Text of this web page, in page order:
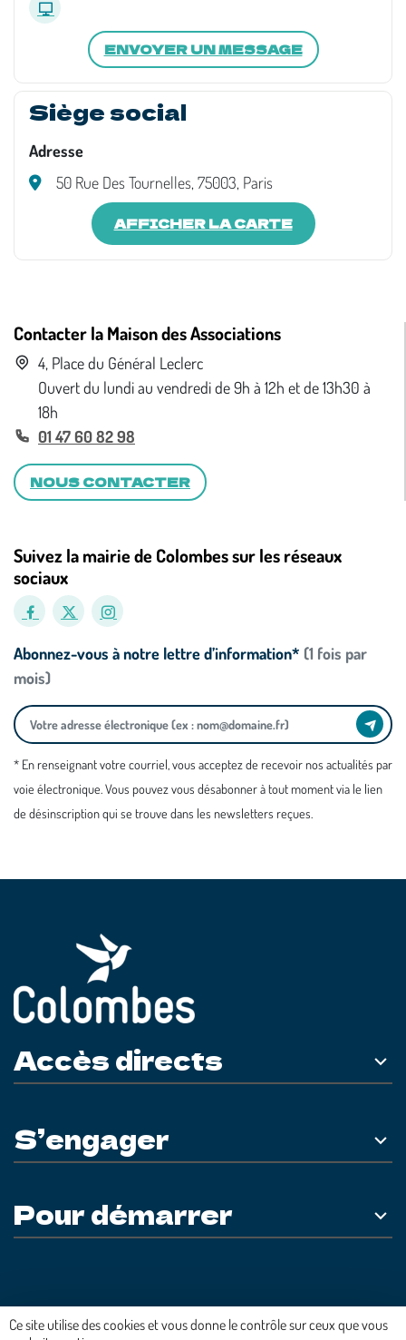
ENVOYER UN MESSAGE
Siège social
Adresse
50 Rue Des Tournelles, 75003, Paris
AFFICHER LA CARTE
Contacter la Maison des Associations
4, Place du Général Leclerc
Ouvert du lundi au vendredi de 9h à 12h et de 13h30 à
18h
01 47 60 82 98
NOUS CONTACTER
Suivez la mairie de Colombes sur les réseaux
sociaux
Abonnez-vous à notre lettre d’information* (1 fois par
mois)
* En renseignant votre courriel, vous acceptez de recevoir nos actualités par
voie électronique. Vous pouvez vous désabonner à tout moment via le lien
de désinscription qui se trouve dans les newsletters reçues.
Accès directs
S’engager
Pour démarrer
Plateforme développée en France parHACKTIV
Ce site utilise des cookies et vous donne le contrôle sur ceux que vous